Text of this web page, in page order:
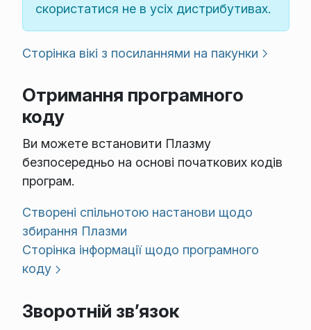
скористатися не в усіх дистрибутивах.
Сторінка вікі з посиланнями на пакунки
Отримання програмного
коду
Ви можете встановити Плазму
безпосередньо на основі початкових кодів
програм.
Створені спільнотою настанови щодо
збирання Плазми
Сторінка інформації щодо програмного
коду
Зворотній зв’язок